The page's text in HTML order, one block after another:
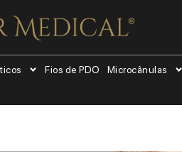
Fios de PDO Microcânulas